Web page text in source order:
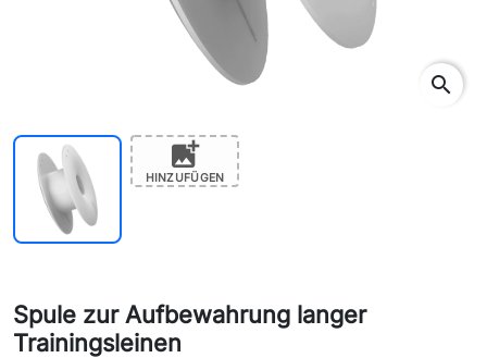
search
add_photo_alternate
HINZUFÜGEN
Spule zur Aufbewahrung langer
Trainingsleinen